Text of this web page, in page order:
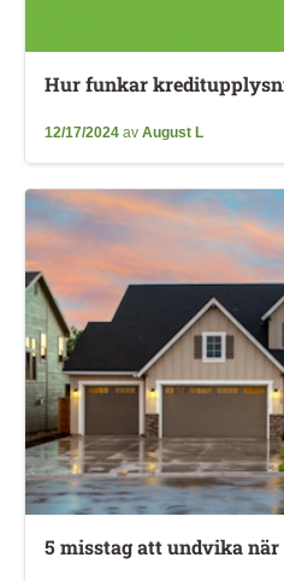
Hur funkar
12/17/2024 av August L
5 misstag att undvika när